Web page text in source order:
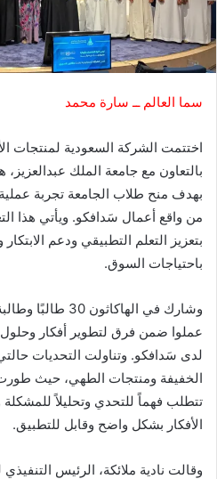
سما العالم ــ سارة محمد
اختتمت الشركة السعودية لمنتجات
بالتعاون مع جامعة الملك عبدالعزيز،
بهدف منح طلاب الجامعة تجربة
من واقع أعمال سَدافكو. ويأتي هذا
بتعزيز التعلم التطبيقي ودعم
باحتياجات السوق.
وشارك في
عملوا ضمن فرق لتطوير أفكار وحلول
لدى سَدافكو. وتناولت التحديات
الخفيفة ومنتجات الطهي، حيث
تتطلب فهماً للتحدي وتحليلاً
الأفكار بشكل واضح وقابل للتطبيق.
وقالت نادية ملائكة، الرئيس